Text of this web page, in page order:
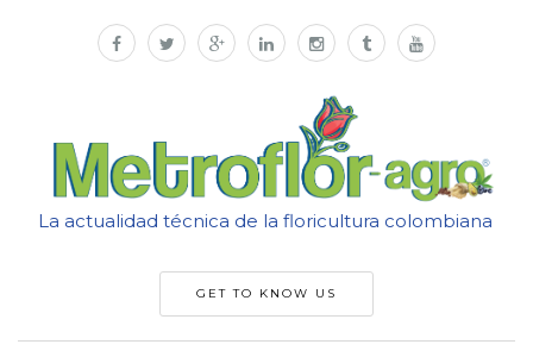
La actualidad técnica de la floricultura colombiana
GET TO KNOW US